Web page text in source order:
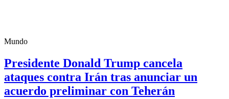
Mundo
Presidente Donald Trump cancela
ataques contra Irán tras anunciar un
acuerdo preliminar con Teherán